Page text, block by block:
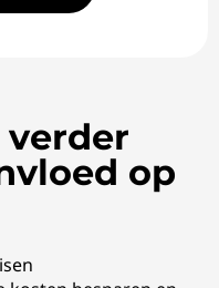
op